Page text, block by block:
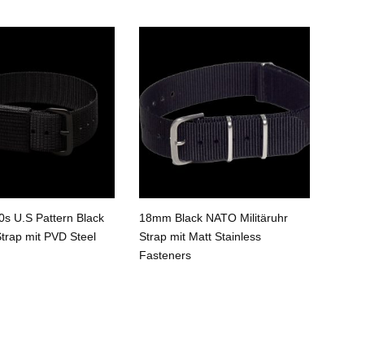
U.S Pattern Black
mit PVD Steel
18mm Black NATO Militäruhr
Strap mit Matt Stainless
Fasteners